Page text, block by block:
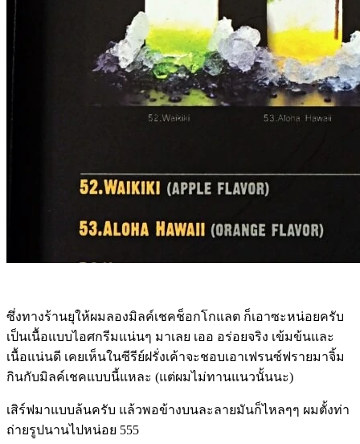
ซึ่งทางร้านยุให้ผมลองมิลค์เชคช็อกโกแลต ก็เอาซะหน่อยครับ
เป็นเนื้อแบบไอศกรีมแน่นๆ มาเลย เออ อร่อยจริง เข้มข้นและ
เนื้อแน่นดี เคยเห็นในซีรีย์ฝรั่งเค้าจะชอบเอาเฟรนซ์ฟรายมาจิ้ม
กินกับมิลค์เชคแบบนี้แหละ (แต่ผมไม่ทานแนวนั้นนะ)
เสิร์ฟมาแบบล้นครับ แล้วพอข้างบนละลายมันก็ไหลๆๆ ผมตั้งท่า
ถ่ายรูปนานไปหน่อย 555